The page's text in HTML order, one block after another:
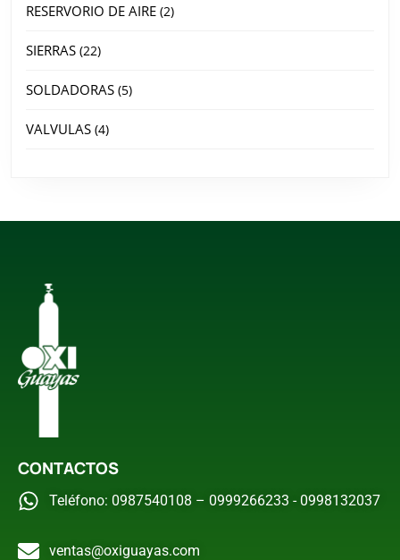
RESERVORIO DE AIRE 2
SIERRAS 22
SOLDADORAS 5
VALVULAS 4
CONTACTOS
Teléfono: 0987540108 – 0999266233 - 0998132037
ventas@oxiguayas.com